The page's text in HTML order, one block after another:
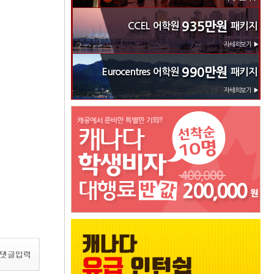
CCEL 어학원 935만원 패키지
자세히보기 ▶
Eurocentres 어학원 990만원 패키지
자세히보기 ▶